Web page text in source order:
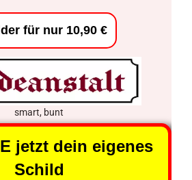
für nur 10,90 €
smart, bunt
jetzt dein eigenes
Schild